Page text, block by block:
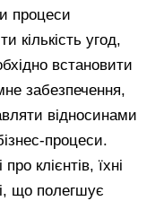
процеси
кількість угод,
встановити
забезпечення,
відносинами
процеси.
клієнтів, їхні
що полегшує